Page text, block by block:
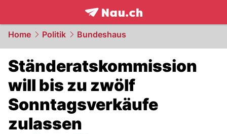
frontpage.NAU.ch
Home Politik Bundeshaus
Ständeratskommission
will bis zu zwölf
Sonntagsverkäufe
zulassen